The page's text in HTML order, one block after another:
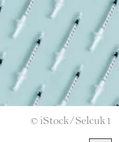
© iStock/Selcuk1